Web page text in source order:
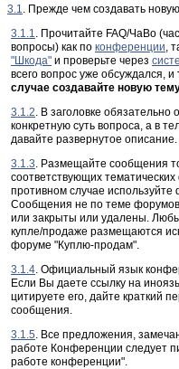
3.1. Прежде чем создавать
3.1.1. Прочитайте FAQ/ЧаВо
вопросы) как по конференции,
"Шкода" и проверьте через
всего вопрос уже обсуждался, и
случае создавайте новую
3.1.2. В заголовке обязательно
конкретную суть вопроса, а в
давайте развернутое описание.
3.1.3. Размещайте сообщения
соответствующих
противном случае используйте
Сообщения не по теме
или закрыты или удалены.
купле/продаже размещаются
форуме "Куплю-продам".
3.1.4. Официальный язык
Если Вы даете ссылку на
цитируете его, дайте краткий
сообщения.
3.1.5. Все предложения,
работе Конференции следует
работе конференции".